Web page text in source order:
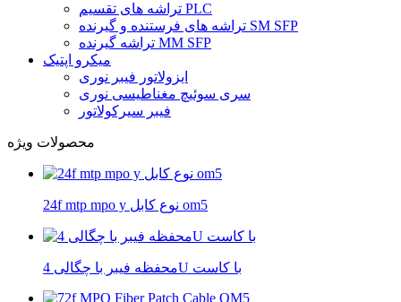
تراشه های تقسیم PLC
تراشه های فرستنده و گیرنده SM SFP
تراشه گیرنده MM SFP
میکرو اپتیک
ایزولاتور فیبر نوری
سری سوئیچ مغناطیسی نوری
فیبر سیرکولاتور
محصولات ویژه
24f mtp mpo y نوع کابل om5
محفظه فیبر با چگالی 4U با کاست